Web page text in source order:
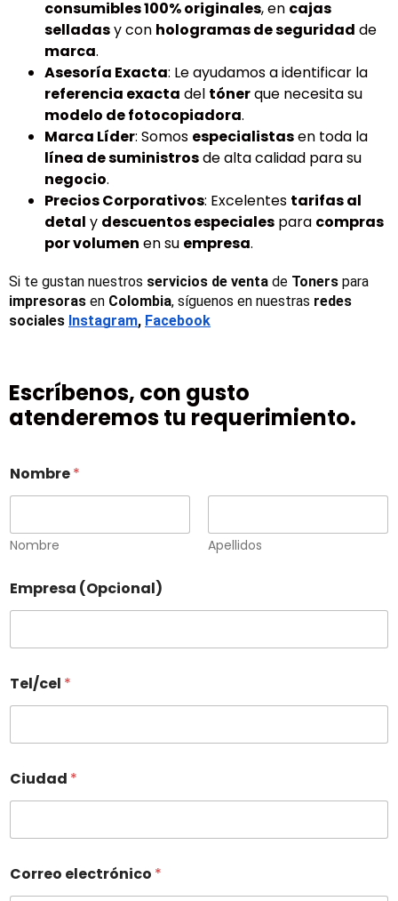
consumibles 100% originales, en cajas
selladasy con hologramas de seguridad de
marca.
Asesoría Exacta: Le ayudamos a identificar la
referencia exacta del tónerque necesita su
modelo de fotocopiadora.
Marca Líder: Somos especialistasen toda la
línea de suministrosde alta calidad para su
negocio.
Precios Corporativos: Excelentes tarifas al
detal y descuentos especiales para compras
por volumen en su empresa.
Si te gustan nuestros servicios de venta de Toners
impresoras en Colombia, síguenos en nuestras redes
sociales Instagram, Facebook
Escríbenos, con gusto
atenderemos tu requerimiento.
Nombre*
Nombre Apellidos
Empresa (Opcional)
Tel/cel *
Ciudad *
Correo electrónico *